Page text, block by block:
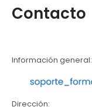
Contacto
Información general:
Dirección: